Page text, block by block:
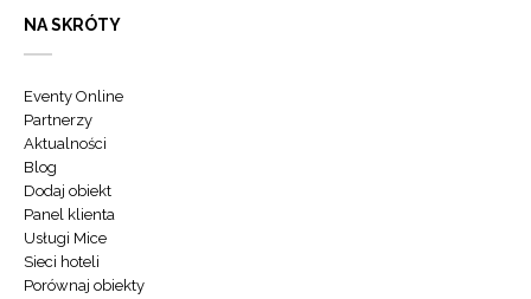
NA SKRÓTY
Eventy Online
Partnerzy
Aktualności
Blog
Dodaj obiekt
Panel klienta
Usługi Mice
Sieci hoteli
Porównaj obiekty